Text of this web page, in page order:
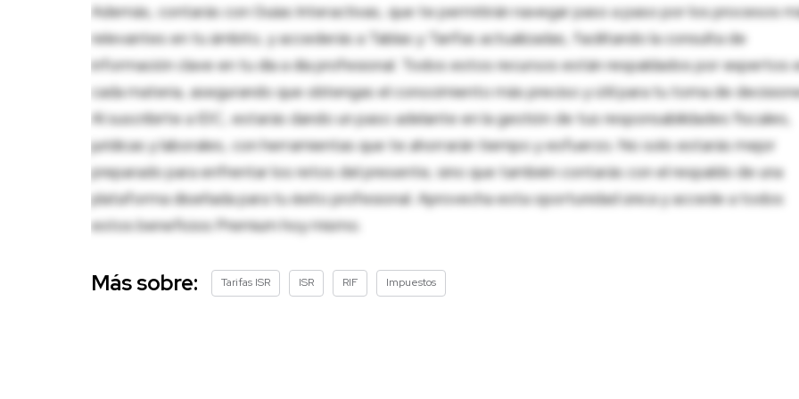
Además, contarás con Guías Interactivas, que te permitirán navegar paso a paso por los procesos
relevantes en tu ámbito, y accederás a Tablas y Tarifas actualizadas, facilitando la consulta de
información clave en tu día a día profesional. Todos estos recursos están respaldados por expertos
cada materia, asegurando que obtengas el conocimiento más preciso y útil para tu toma de
Al suscribirte a IDC, estarás dando un paso adelante en la gestión de tus responsabilidades fiscales,
jurídicas y laborales, con herramientas que te ahorrarán tiempo y esfuerzo. No solo estarás mejor
preparado para enfrentar los retos del presente, sino que también contarás con el respaldo de una
plataforma diseñada para tu éxito profesional. Aprovecha esta oportunidad única y accede a todos
estos beneficios Premium hoy mismo.
Más sobre: Tarifas ISR ISR RIF Impuestos